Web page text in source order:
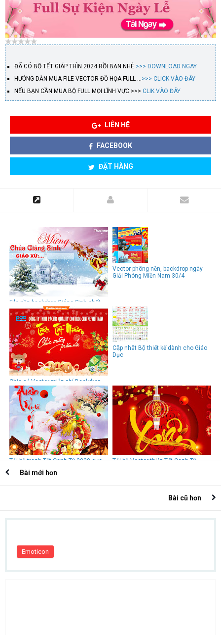
ĐÃ CÓ BỘ TẾT GIÁP THÌN 2024 RỒI BẠN NHÉ >>> DOWNLOAD NGAY
HƯỚNG DẪN MUA FILE VECTOR ĐỒ HỌA FULL …>>> CLICK VÀO ĐÂY
NẾU BẠN CẦN MUA BỘ FULL MỌI LĨNH VỰC >>> CLIK VÀO ĐÂY
LIÊN HỆ
FACEBOOK
ĐẶT HÀNG
File nền backdrop Giáng Sinh chất
lượng cao
Vector phông nền, backdrop ngày
Giải Phóng Miền Nam 30/4
Chia sẻ Vector miễn phí Backdrop
tiệc tất niên cuối năm 2020
Cập nhât Bộ thiết kế dành cho Giáo
Dục
Tải bộ tranh Tết Canh Tý 2020 cực
Tải bộ Vector thiệp Tết Canh Tý
Bài mới hơn
Bài cũ hơn
Emoticon